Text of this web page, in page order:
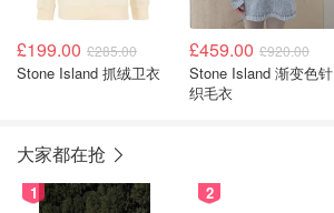
£199.00 £285.00
Stone Island 抓绒卫衣
£459.00 £920.00
Stone Island 渐变色针
织毛衣
大家都在抢
1 2